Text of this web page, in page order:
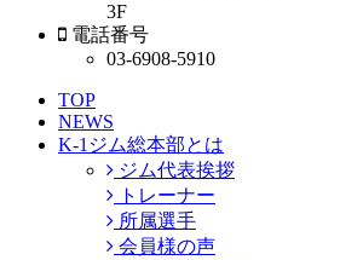
3F
電話番号
03-6908-5910
TOP
NEWS
K-1ジム総本部とは
ジム代表挨拶
トレーナー
所属選手
会員様の声